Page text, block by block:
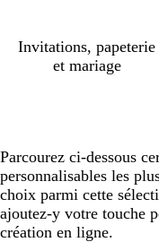
Invitations, papeterie
et mariage
Parcourez ci-dessous
personnalisables les
choix parmi cette
ajoutez-y votre touche
création en ligne.